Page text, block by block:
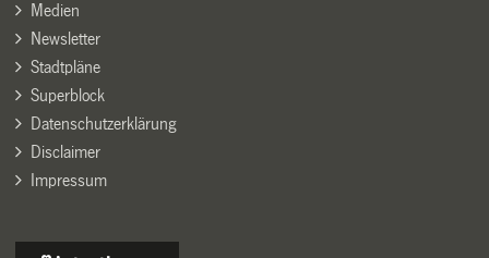
Medien
Newsletter
Stadtpläne
Superblock
Datenschutzerklärung
Disclaimer
Impressum